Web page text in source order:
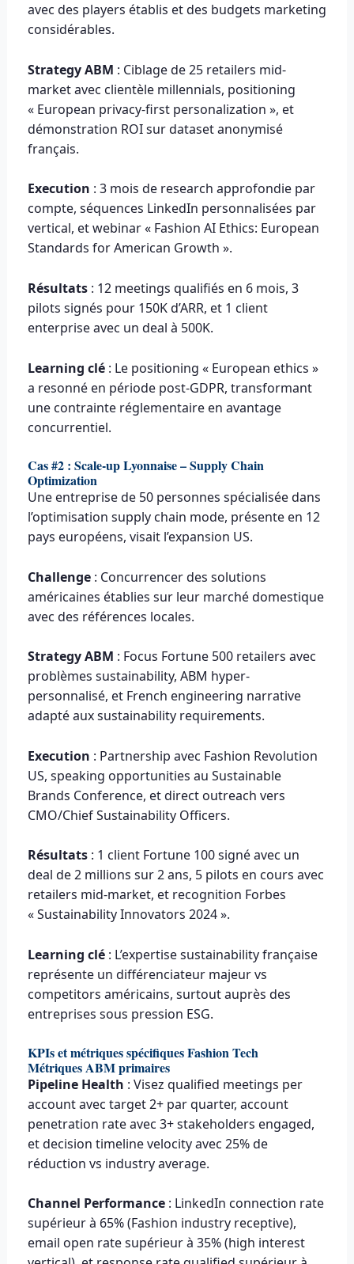
avec des players établis et des budgets marketing
considérables.
Strategy ABM : Ciblage de 25 retailers mid-
market avec clientèle millennials, positioning
« European privacy-first personalization », et
démonstration ROI sur dataset anonymisé
français.
Execution : 3 mois de research approfondie par
compte, séquences LinkedIn personnalisées par
vertical, et webinar « Fashion AI Ethics: European
Standards for American Growth ».
Résultats : 12 meetings qualifiés en 6 mois, 3
pilots signés pour 150K d’ARR, et 1 client
enterprise avec un deal à 500K.
Learning clé: Le positioning « European ethics »
a resonné en période post-GDPR, transformant
une contrainte réglementaire en avantage
concurrentiel.
Cas #2 : Scale-up Lyonnaise – Supply Chain
Optimization
Une entreprise de 50 personnes spécialisée dans
l’optimisation supply chain mode, présente en 12
pays européens, visait l’expansion US.
Challenge : Concurrencer des solutions
américaines établies sur leur marché domestique
avec des références locales.
Strategy ABM : Focus Fortune 500 retailers avec
problèmes sustainability, ABM hyper-
personnalisé, et French engineering narrative
adapté aux sustainability requirements.
Execution : Partnership avec Fashion Revolution
US, speaking opportunities au Sustainable
Brands Conference, et direct outreach vers
CMO/Chief Sustainability Officers.
Résultats : 1 client Fortune 100 signé avec un
deal de 2 millions sur 2 ans, 5 pilots en cours avec
retailers mid-market, et recognition Forbes
« Sustainability Innovators 2024 ».
Learning clé: L’expertise sustainability française
représente un différenciateur majeur vs
competitors américains, surtout auprès des
entreprises sous pression ESG.
KPIs et métriques spécifiques Fashion Tech
Métriques ABM primaires
Pipeline Health : Visez qualified meetings per
account avec target 2+ par quarter, account
penetration rate avec 3+ stakeholders engaged,
et decision timeline velocity avec 25% de
réduction vs industry average.
Channel Performance : LinkedIn connection rate
supérieur à 65% (Fashion industry receptive),
email open rate supérieur à 35% (high interest